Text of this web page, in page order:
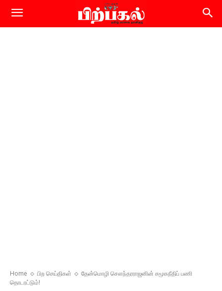
Home பிற செய்திகள்
தேன்மொழி சௌந்தரராஜனின் சமூகநீதிப் பணி
தொடரட்டும்!